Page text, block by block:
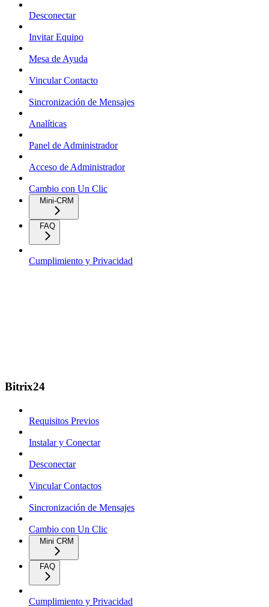
Desconectar
Invitar Equipo
Mesa de Ayuda
Vincular Contacto
Sincronización de Mensajes
Analíticas
Panel de Administrador
Acceso de Administrador
Cambio con Un Clic
Mini-CRM
FAQ
Cumplimiento y Privacidad
Bitrix24
Requisitos Previos
Instalar y Conectar
Desconectar
Vincular Contactos
Sincronización de Mensajes
Cambio con Un Clic
Mini CRM
FAQ
Cumplimiento y Privacidad